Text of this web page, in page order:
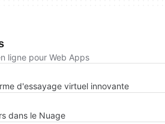
ligne pour Web Apps
d'essayage virtuel innovante
dans le Nuage